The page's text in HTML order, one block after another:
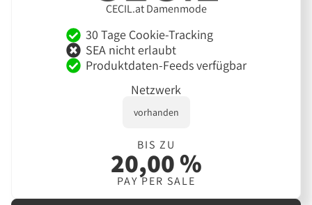
CECIL.at Damenmode
30 Tage Cookie-Tracking
SEA nicht erlaubt
Produktdaten-Feeds verfügbar
Netzwerk
vorhanden
BIS ZU
20,00 %
PAY PER SALE